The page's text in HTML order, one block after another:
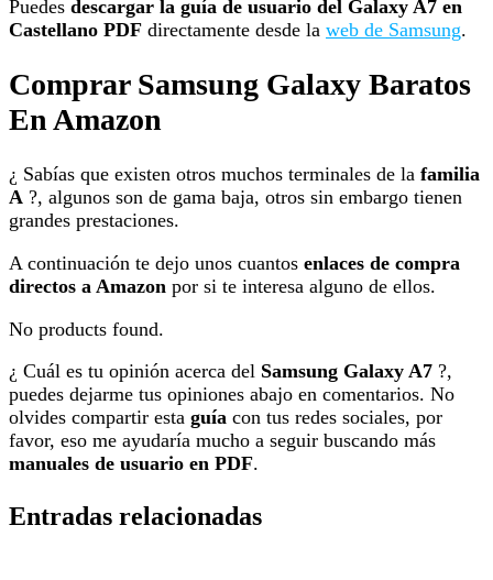
Puedes descargar la guía de usuario del Galaxy A7 en
Castellano PDF directamente desde la web de Samsung.
Comprar Samsung Galaxy Baratos
En Amazon
¿ Sabías que existen otros muchos terminales de la familia
A ?, algunos son de gama baja, otros sin embargo tienen
grandes prestaciones.
A continuación te dejo unos cuantos enlaces de compra
directos a Amazon por si te interesa alguno de ellos.
No products found.
¿ Cuál es tu opinión acerca del Samsung Galaxy A7 ?,
puedes dejarme tus opiniones abajo en comentarios. No
olvides compartir esta guía con tus redes sociales, por
favor, eso me ayudaría mucho a seguir buscando más
manuales de usuario en PDF.
Entradas relacionadas